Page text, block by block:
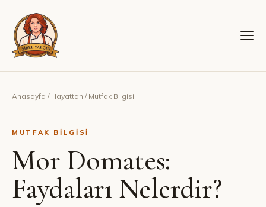
Anasayfa / Hayattan / Mutfak Bilgisi
MUTFAK BILGISI
Mor Domates:
Faydaları Nelerdir?